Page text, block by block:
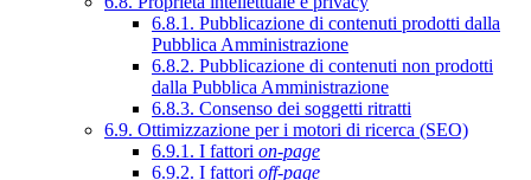
6.8.1. Pubblicazione di contenuti prodotti dalla
Pubblica Amministrazione
6.8.2. Pubblicazione di contenuti non prodotti
dalla Pubblica Amministrazione
6.8.3. Consenso dei soggetti ritratti
6.9. Ottimizzazione per i motori di ricerca (SEO)
6.9.1. I fattori on-page
6.9.2. I fattori off-page